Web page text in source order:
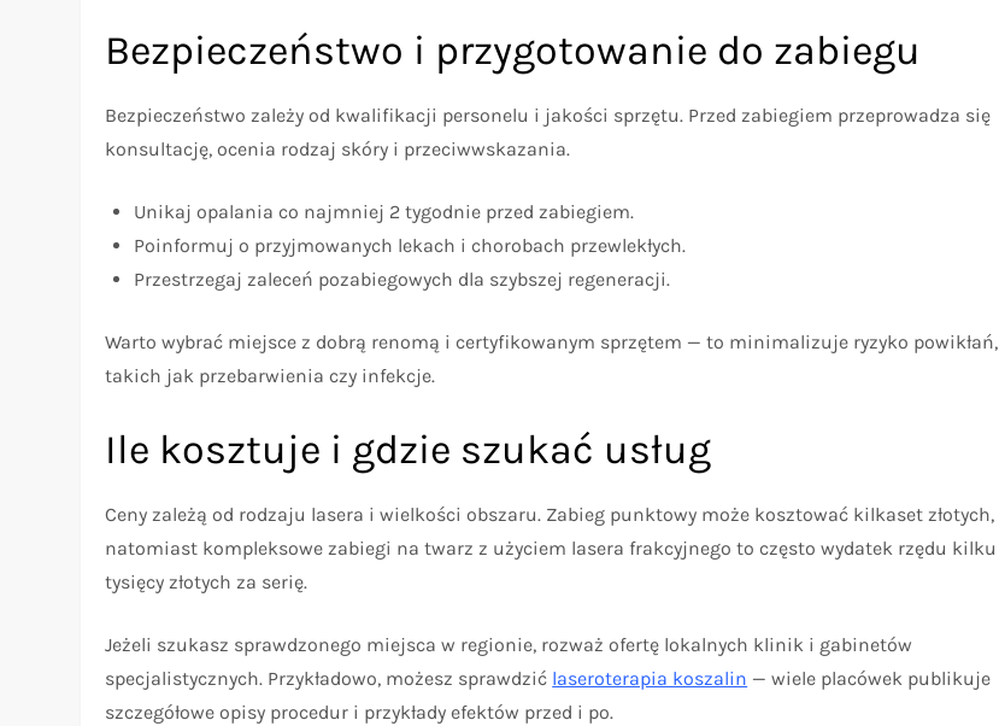
Bezpieczeństwo i przygotowanie do zabiegu
Bezpieczeństwo zależy od kwalifikacji personelu i jakości sprzętu. Przed zabiegiem przeprowadza się
konsultację, ocenia rodzaj skóry i przeciwwskazania.
Unikaj opalania co najmniej 2 tygodnie przed zabiegiem.
Poinformuj o przyjmowanych lekach i chorobach przewlekłych.
Przestrzegaj zaleceń pozabiegowych dla szybszej regeneracji.
Warto wybrać miejsce z dobrą renomą i certyfikowanym sprzętem — to minimalizuje ryzyko powikłań,
takich jak przebarwienia czy infekcje.
Ile kosztuje i gdzie szukać usług
Ceny zależą od rodzaju lasera i wielkości obszaru. Zabieg punktowy może kosztować kilkaset złotych,
natomiast kompleksowe zabiegi na twarz z użyciem lasera frakcyjnego to często wydatek rzędu kilku
tysięcy złotych za serię.
Jeżeli szukasz sprawdzonego miejsca w regionie, rozważ ofertę lokalnych klinik i gabinetów
specjalistycznych. Przykładowo, możesz sprawdzić laseroterapia koszalin — wiele placówek publikuje
szczegółowe opisy procedur i przykłady efektów przed i po.